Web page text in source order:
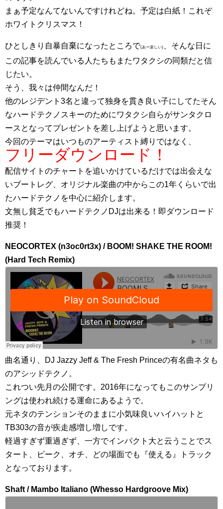
まぁ予定なんてないんですけれどね。予定は白紙！これぞ
ホワイトクリスマス！
ひとしきり自暴自棄になったところで(あー楽しい)
、そんな日に
この記事を読んでいる人たちもまたワタクシの同類だと信
じたい。
そう、我々は仲間なんだ！
他のレジデント3名と違って独身を貫き良い子にしてたそん
なハードテクノスキーのためにワタクシ自らがサンタクロ
ースとなってプレゼントを差し上げようと思います。
今回のテーマはいつものアーティスト縛りではなく、
フリーダウンロード！
配信サイトのチャートを追いかけているだけでは出会えな
いブートレグ、オリジナル楽曲の中からこの1年くらいで出
たハードテクノを中心に紹介します。
文無し貧乏でもハードテクノDJは出来る！即ダウンロード
推奨！
NEOCORTEX (n3oc0rt3x) / BOOM! SHAKE THE ROOM!
(Hard Tech Remix)
曲名通り、DJ Jazzy Jeff & The Fresh Princeの有名曲ネタも
のアシッドテクノ。
これつい先月の公開です。2016年になってもこのサンプリ
ングは使われ続ける運命にあるようで。
元ネタのテンションそのままに小気味良いハイハットと
TB303の音が疾走感増し増しです。
軽過すぎず重過ぎず、一方でインパクト大と云うことでス
タート、ピーク、オチ、どの場面でも『使える』トラック
となっております。
Shaft / Mambo Italiano (Whesso Hardgroove Mix)